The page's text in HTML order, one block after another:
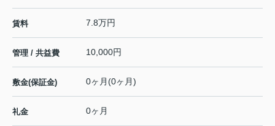
賃料 7.8万円
管理 / 共益費 10,000円
敷金(保証金) 0ヶ月(0ヶ月)
礼金 0ヶ月